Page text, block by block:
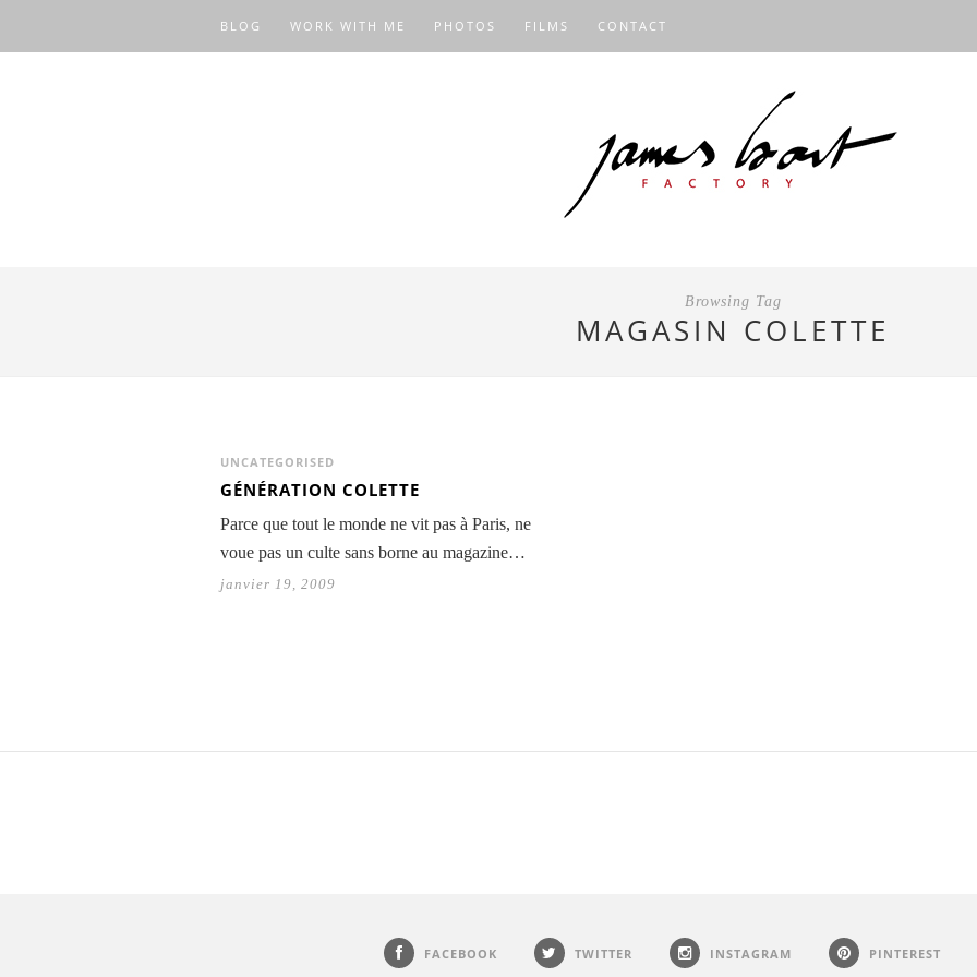
BLOG WORK WITH ME PHOTOS FILMS CONTACT
Browsing Tag
MAGASIN COLETTE
UNCATEGORISED
GÉNÉRATION COLETTE
Parce que tout le monde ne vit pas à Paris, ne
voue pas un culte sans borne au magazine…
janvier 19, 2009
FACEBOOK TWITTER INSTAGRAM PINTEREST